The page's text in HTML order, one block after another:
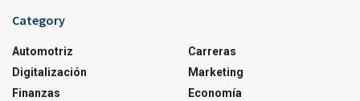
Category
Automotriz
Digitalización
Finanzas
Carreras
Marketing
Economía